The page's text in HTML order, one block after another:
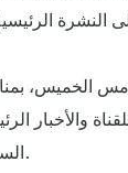
الخميس،
والأخبار
السعودي عمر النشوان.